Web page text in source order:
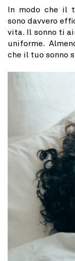
In modo che il
sono davvero
vita. Il sonno ti
uniforme.
che il tuo sonno